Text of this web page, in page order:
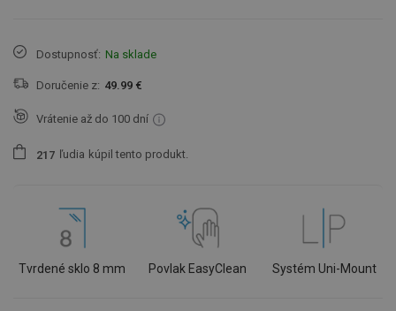
Dostupnosť: Na sklade
Doručenie z: 49.99 €
Vrátenie až do 100 dní
21 7 ľudia kúpil tento produkt.
Tvrdené sklo 8 mm Povlak EasyClean Systém Uni-Mount